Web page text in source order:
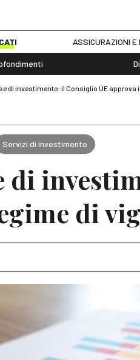
ASSICURAZIONI E
di investimento: il Consiglio UE
Servizi di investimento
di
di